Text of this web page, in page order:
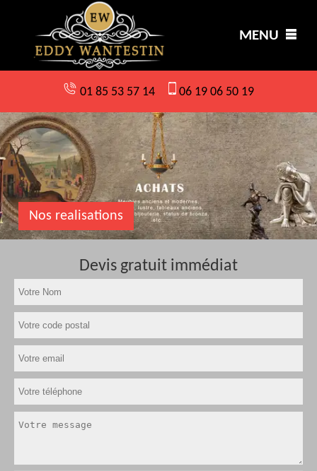
MENU
01 85 53 57 14 06 19 06 50 19
Nos realisations
Devis gratuit immédiat